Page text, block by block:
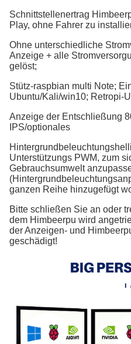
Schnittstellenertrag
Play, ohne Fahrer zu
Ohne unterschiedliche
Anzeige + alle
gelöst;
Stütz-raspbian multi Note;
Ubuntu/Kali/win10; Retropi-
Anzeige der Entschließung
IPS/optionales
Unterstützungs PWM, zum
Gebrauchsumwelt
ganzen Reihe hinzugefügt
Bitte schließen Sie an oder
dem Himbeerpu wird
der Anzeigen- und
geschädigt!